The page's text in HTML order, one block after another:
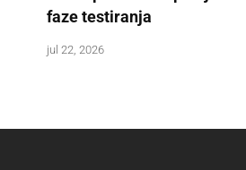
faze testiranja
jul 22, 2026